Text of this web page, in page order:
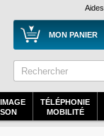
Aides
MON PANIER
TÉLÉPHONIE
MOBILITÉ